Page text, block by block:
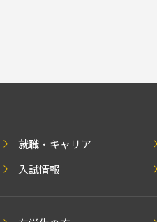
就職・キャリア
入試情報